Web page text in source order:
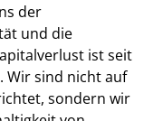
der
und die
ist seit
Wir sind nicht auf
sondern wir